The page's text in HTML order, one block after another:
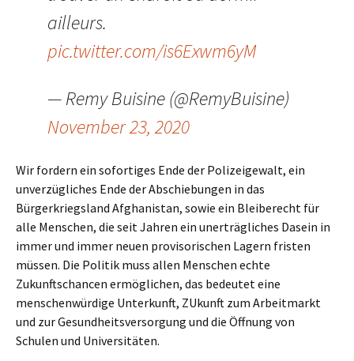
ailleurs.
pic.twitter.com/is6Exwm6yM
— Remy Buisine (@RemyBuisine)
November 23, 2020
Wir fordern ein sofortiges Ende der Polizeigewalt, ein
unverzügliches Ende der Abschiebungen in das
Bürgerkriegsland Afghanistan, sowie ein Bleiberecht für
alle Menschen, die seit Jahren ein unerträgliches Dasein in
immer und immer neuen provisorischen Lagern fristen
müssen. Die Politik muss allen Menschen echte
Zukunftschancen ermöglichen, das bedeutet eine
menschenwürdige Unterkunft, ZUkunft zum Arbeitmarkt
und zur Gesundheitsversorgung und die Öffnung von
Schulen und Universitäten.